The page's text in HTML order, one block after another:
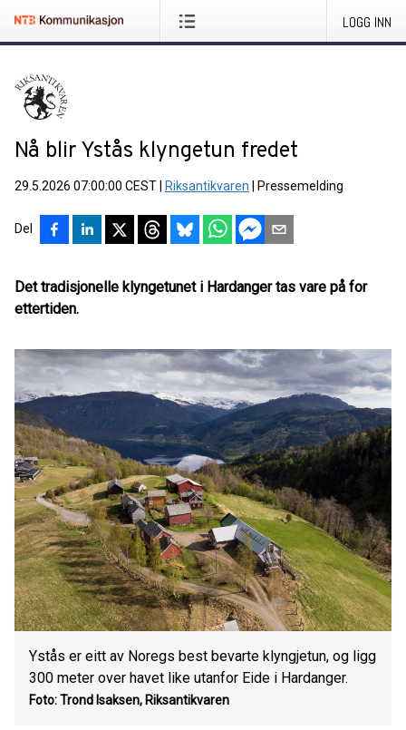
LOGG INN
Nå blir Ystås klyngetun fredet
29.5.2026 07:00:00 CEST Riksantikvaren Pressemelding
Del
Det tradisjonelle klyngetunet i Hardanger tas vare på for
ettertiden.
Ystås er eitt av Noregs best bevarte klyngjetun, og ligg
300 meter over havet like utanfor Eide i Hardanger.
Foto: Trond Isaksen, Riksantikvaren